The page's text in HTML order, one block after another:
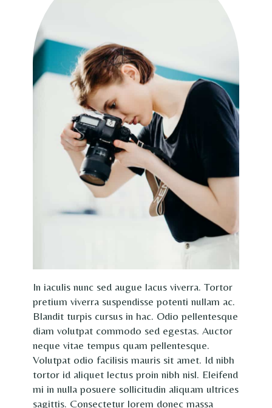
In iaculis nunc sed augue lacus viverra. Tortor
pretium viverra suspendisse potenti nullam ac.
Blandit turpis cursus in hac. Odio pellentesque
diam volutpat commodo sed egestas. Auctor
neque vitae tempus quam pellentesque.
Volutpat odio facilisis mauris sit amet. Id nibh
tortor id aliquet lectus proin nibh nisl. Eleifend
mi in nulla posuere sollicitudin aliquam ultrices
sagittis. Consectetur lorem donec massa